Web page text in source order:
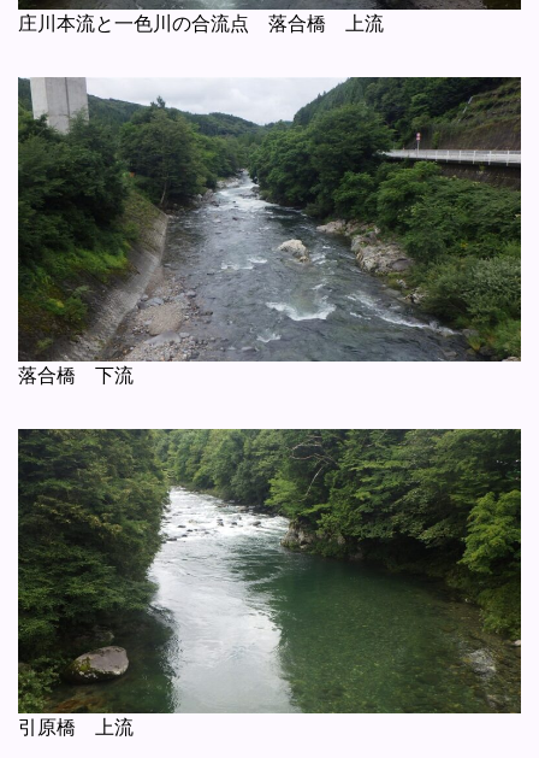
庄川本流と一色川の合流点 落合橋 上流
落合橋 下流
引原橋 上流